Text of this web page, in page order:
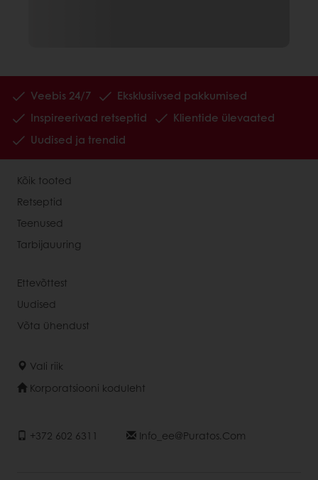
Veebis 24/7
Eksklusiivsed pakkumised
Inspireerivad retseptid
Klientide ülevaated
Uudised ja trendid
Kõik tooted
Retseptid
Teenused
Tarbijauuring
Ettevõttest
Uudised
Võta ühendust
Vali riik
Korporatsiooni koduleht
+372 602 6311 Info_ee@puratos.com